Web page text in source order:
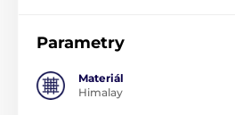
Parametry
Materiál
Himalay